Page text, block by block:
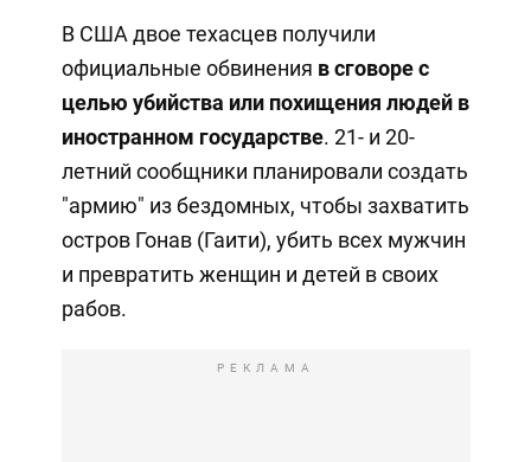
В США двое техасцев получили
официальные обвинения в сговоре с
целью убийства или похищения людей в
иностранном государстве. 21- и 20-
летний сообщники планировали создать
"армию" из бездомных, чтобы захватить
остров Гонав (Гаити), убить всех мужчин
и превратить женщин и детей в своих
рабов.
РЕКЛАМА